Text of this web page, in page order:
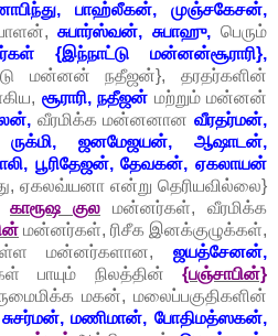
பாஹ்லீகன், முஞ்சகேசன்,
சுபார்ஸ்வன், சுபாஹு, பெரும்
{இந்நாட்டு மன்னன்சூராரி},
மன்னன் நதீஜன்}, தரதர்களின்
சூராரி, நதீஜன் மற்றும் மன்னன்
வீரமிக்க மன்னனானவீரதர்மன்,
ருக்மி, ஜனமேஜயன், ஆஷாடன்,
பூரிதேஜன், தேவகன், ஏகலாயன்
ஏகலவ்யனா என்று தெரியவில்லை}
காரூஷ குல மன்னர்கள், வீரமிக்க
மன்னர்கள், ரிசீக இனக்குழுக்கள்,
மன்னர்களான, ஜயத்சேனன்,
பாயும் நிலத்தின் {பஞ்சாபின்}
மகன், மலைப்பகுதிகளின்
சுசர்மன், மணிமான், போதிமத்ஸகன்,